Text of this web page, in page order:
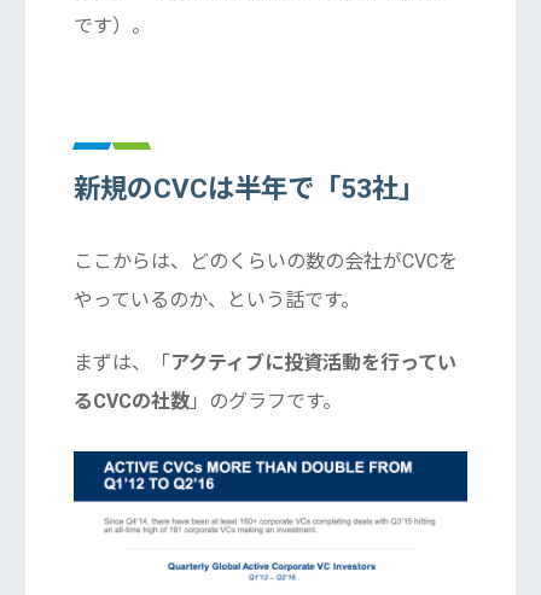
です）。
新規のCVCは半年で「53社」
ここからは、どのくらいの数の会社がCVCを
やっているのか、という話です。
まずは、「アクティブに投資活動を行ってい
るCVCの社数」のグラフです。